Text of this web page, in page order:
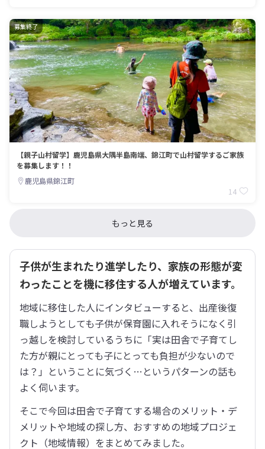
募集終了
【親子山村留学】鹿児島県大隅半島南端、錦江町で山村留学するご家族
を募集します！！
鹿児島県錦江町
14
もっと見る
子供が生まれたり進学したり、家族の形態が変
わったことを機に移住する人が増えています。
地域に移住した人にインタビューすると、出産後復
職しようとしても子供が保育園に入れそうになく引
っ越しを検討しているうちに「実は田舎で子育てし
た方が親にとっても子にとっても負担が少ないので
は？」ということに気づく…というパターンの話も
よく伺います。
そこで今回は田舎で子育てする場合のメリット・デ
メリットや地域の探し方、おすすめの地域プロジェ
クト（地域情報）をまとめてみました。